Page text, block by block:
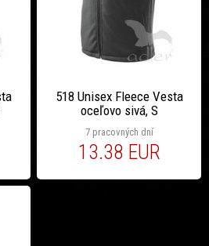
518 Unisex Fleece Vesta
oceľovo sivá, S
7 pracovných dní
13.38 EUR